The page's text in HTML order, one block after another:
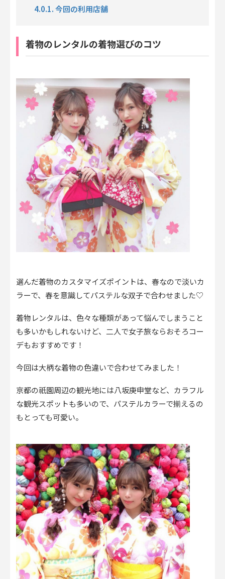
4.0.1. 今回の利用店舗
着物のレンタルの着物選びのコツ
選んだ着物のカスタマイズポイントは、春なので淡いカ
ラーで、春を意識してパステルな双子で合わせました♡
着物レンタルは、色々な種類があって悩んでしまうこと
も多いかもしれないけど、二人で女子旅ならおそろコー
デもおすすめです！
今回は大柄な着物の色違いで合わせてみました！
京都の祇園周辺の観光地には八坂庚申堂など、カラフル
な観光スポットも多いので、パステルカラーで揃えるの
もとっても可愛い。